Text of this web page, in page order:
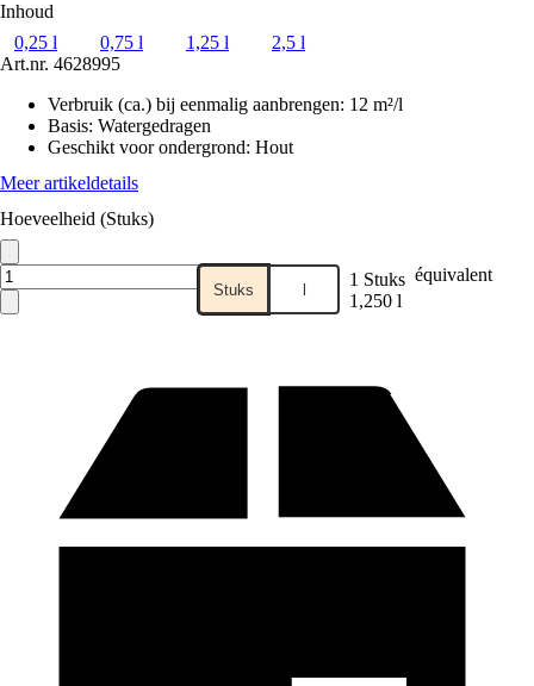
Inhoud
0,25 l
0,75 l 1,25 l
2,5 l
Art.nr. 4628995
Verbruik (ca.) bij eenmalig aanbrengen: 12 m²/l
Basis: Watergedragen
Geschikt voor ondergrond: Hout
Meer artikeldetails
Hoeveelheid (Stuks)
Stuks l 1 Stuks équivalent
1,250 l